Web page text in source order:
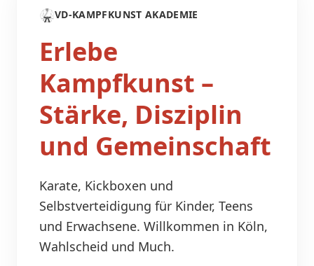
🥋VD-KAMPFKUNST AKADEMIE
Erlebe
Kampfkunst –
Stärke, Disziplin
und Gemeinschaft
Karate, Kickboxen und
Selbstverteidigung für Kinder, Teens
und Erwachsene. Willkommen in Köln,
Wahlscheid und Much.